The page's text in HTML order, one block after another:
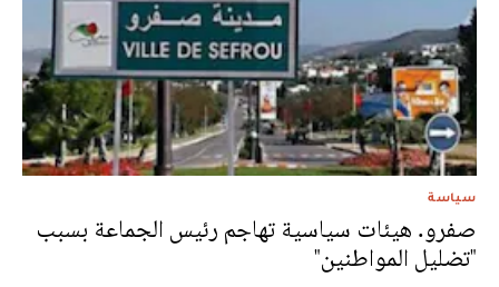
سياسة
صفرو. هيئات سياسية تهاجم رئيس الجماعة بسبب
"تضليل المواطنين"